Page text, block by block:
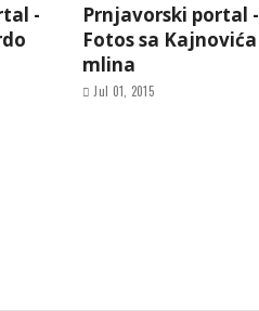
-
Prnjavorski portal -
Fotos sa Kajnovića
mlina
Jul 01, 2015